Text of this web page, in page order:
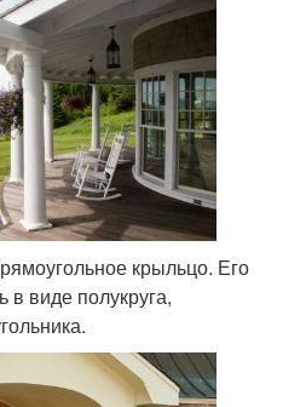
крыльцо. Его
виде полукруга,